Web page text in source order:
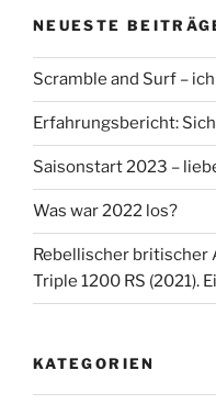
NEUESTE
Scramble and Surf –
Erfahrungsbericht:
Saisonstart 2023 –
Was war 2022 los?
Rebellischer britischer
Triple 1200 RS (2021).
KATEGORIEN